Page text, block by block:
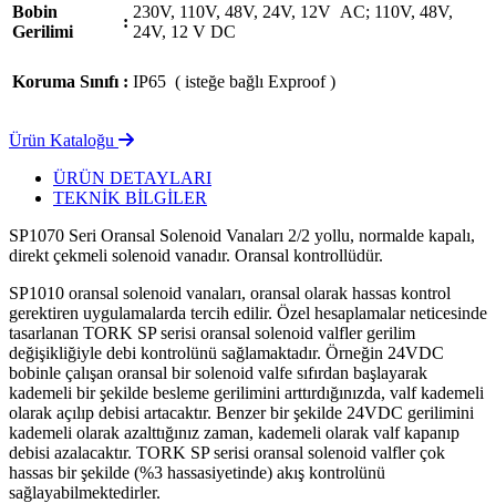
Bobin
Gerilimi
:
230V, 110V, 48V, 24V, 12V AC; 110V, 48V,
24V, 12 V DC
Koruma Sınıfı : IP65 ( isteğe bağlı Exproof )
Ürün Kataloğu
ÜRÜN DETAYLARI
TEKNİK BİLGİLER
SP1070 Seri Oransal Solenoid Vanaları 2/2 yollu, normalde kapalı,
direkt çekmeli solenoid vanadır. Oransal kontrollüdür.
SP1010 oransal solenoid vanaları, oransal olarak hassas kontrol
gerektiren uygulamalarda tercih edilir. Özel hesaplamalar neticesinde
tasarlanan TORK SP serisi oransal solenoid valfler gerilim
değişikliğiyle debi kontrolünü sağlamaktadır. Örneğin 24VDC
bobinle çalışan oransal bir solenoid valfe sıfırdan başlayarak
kademeli bir şekilde besleme gerilimini arttırdığınızda, valf kademeli
olarak açılıp debisi artacaktır. Benzer bir şekilde 24VDC gerilimini
kademeli olarak azalttığınız zaman, kademeli olarak valf kapanıp
debisi azalacaktır. TORK SP serisi oransal solenoid valfler çok
hassas bir şekilde (%3 hassasiyetinde) akış kontrolünü
sağlayabilmektedirler.